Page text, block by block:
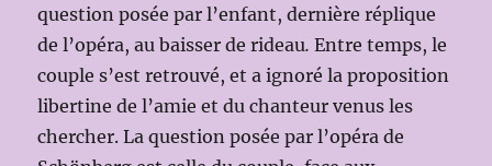
question posée par l’enfant, dernière réplique
de l’opéra, au baisser de rideau. Entre temps, le
couple s’est retrouvé, et a ignoré la proposition
libertine de l’amie et du chanteur venus les
chercher. La question posée par l’opéra de